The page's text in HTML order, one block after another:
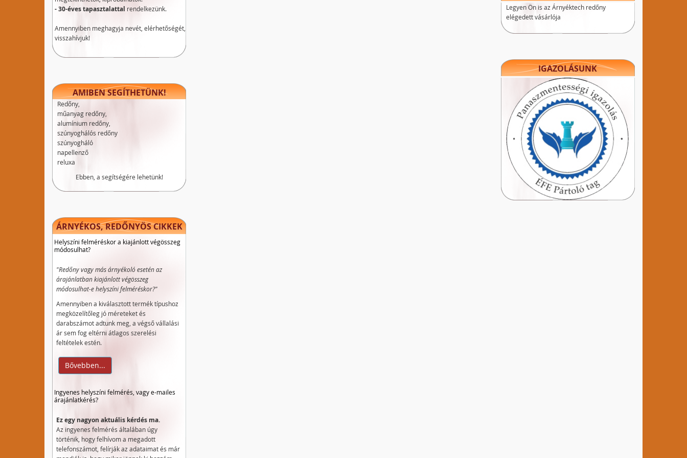
- 30-éves tapasztalattal rendelkezünk.
Amennyiben meghagyja nevét, elérhetőségét,
visszahívjuk!
AMIBEN SEGÍTHETÜNK!
Redőny,
műanyag redőny,
alumínium redőny,
szúnyoghálós redőny
szúnyogháló
napellenző
reluxa
Ebben, a segítségére lehetünk!
ÁRNYÉKOS, REDŐNYÖS CIKKEK
Helyszíni felméréskor a kiajánlott végösszeg
módosulhat?
"Redőny vagy más árnyékoló esetén az
árajánlatban kiajánlott végösszeg
módosulhat-e helyszíni felméréskor?"
Amennyiben a kiválasztott termék típushoz
megközelítőleg jó méreteket és
darabszámot adtunk meg, a végső vállalási
ár sem fog eltérni átlagos szerelési
feltételek estén.
Bővebben...
Ingyenes helyszíni felmérés, vagy e-mailes
árajánlatkérés?
Ez egy nagyon aktuális kérdés ma.
Az ingyenes felmérés általában úgy
történik, hogy felhívom a megadott
telefonszámot, felírják az adataimat és már
Legyen Ön is az Árnyéktech redőny
elégedett vásárlója
IGAZOLÁSUNK